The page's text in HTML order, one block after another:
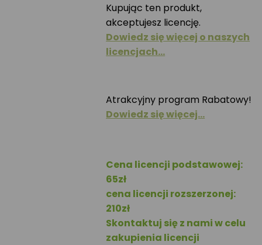
Kupując ten produkt,
akceptujesz licencję.
Dowiedz się więcej o naszych
licencjach…
Atrakcyjny program Rabatowy!
Dowiedz się więcej…
Cena licencji podstawowej:
65zł
cena licencji rozszerzonej:
210zł
Skontaktuj się z nami w celu
zakupienia licencji